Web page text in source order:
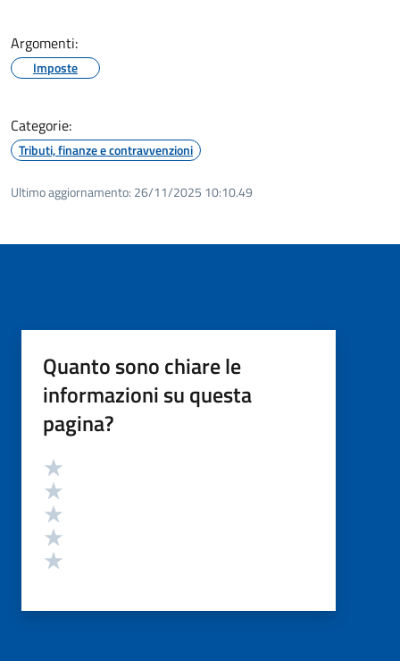
Argomenti:
Imposte
Categorie:
Tributi, finanze e contravvenzioni
Ultimo aggiornamento: 26/11/2025 10:10.49
Quanto sono chiare le
informazioni su questa
pagina?
Valutazione